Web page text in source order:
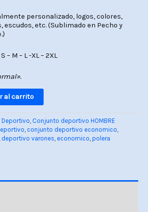
personalizado, logos, colores,
escudos, etc. (Sublimado en Pecho y
– M – L -XL – 2XL
al carrito
, Conjunto deportivo HOMBRE
, conjunto deportivo economico,
deportivo varones, economico, polera